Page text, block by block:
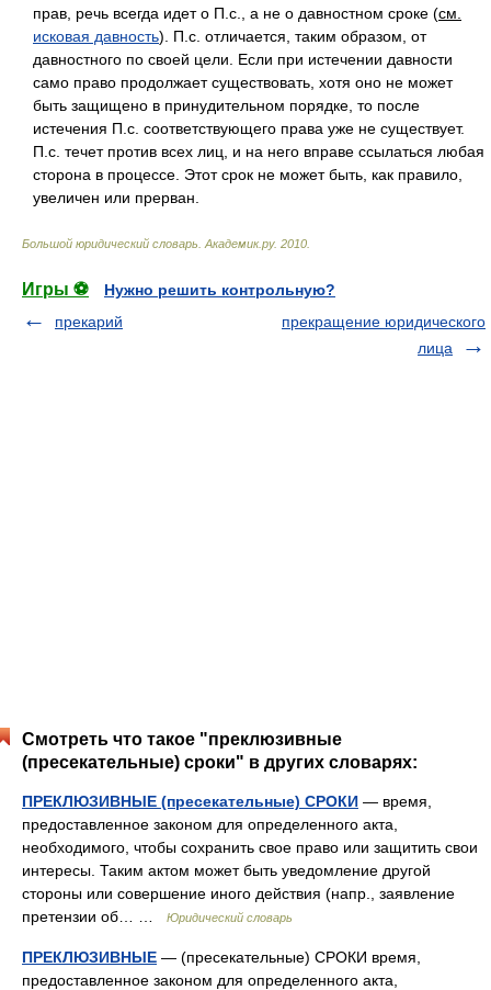
прав, речь всегда идет о П.с., а не о давностном сроке (см.
исковая давность). П.с. отличается, таким образом, от
давностного по своей цели. Если при истечении давности
само право продолжает существовать, хотя оно не может
быть защищено в принудительном порядке, то после
истечения П.с. соответствующего права уже не существует.
П.с. течет против всех лиц, и на него вправе ссылаться любая
сторона в процессе. Этот срок не может быть, как правило,
увеличен или прерван.
Большой юридический словарь Академик.ру. 2010
Игры ⚽
Нужно решить контрольную?
прекарий
прекращение юридического
лица
Смотреть что такое "преклюзивные
(пресекательные) сроки" в других словарях:
ПРЕКЛЮЗИВНЫЕ (пресекательные) СРОКИ — время,
предоставленное законом для определенного акта,
необходимого, чтобы сохранить свое право или защитить свои
интересы. Таким актом может быть уведомление другой
стороны или совершение иного действия (напр., заявление
претензии об… …
Юридический словарь
ПРЕКЛЮЗИВНЫЕ — (пресекательные) СРОКИ время,
предоставленное законом для определенного акта,